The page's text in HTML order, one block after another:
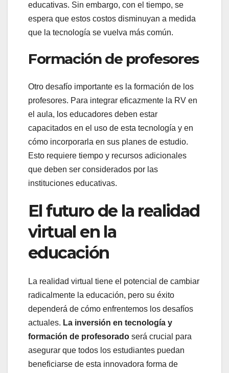
educativas. Sin embargo, con el tiempo, se
espera que estos costos disminuyan a medida
que la tecnología se vuelva más común.
Formación de profesores
Otro desafío importante es la formación de los
profesores. Para integrar eficazmente la RV en
el aula, los educadores deben estar
capacitados en el uso de esta tecnología y en
cómo incorporarla en sus planes de estudio.
Esto requiere tiempo y recursos adicionales
que deben ser considerados por las
instituciones educativas.
El futuro de la realidad
virtual en la
educación
La realidad virtual tiene el potencial de cambiar
radicalmente la educación, pero su éxito
dependerá de cómo enfrentemos los desafíos
actuales. La inversión en tecnología y
formación de profesorado será crucial para
asegurar que todos los estudiantes puedan
beneficiarse de esta innovadora forma de